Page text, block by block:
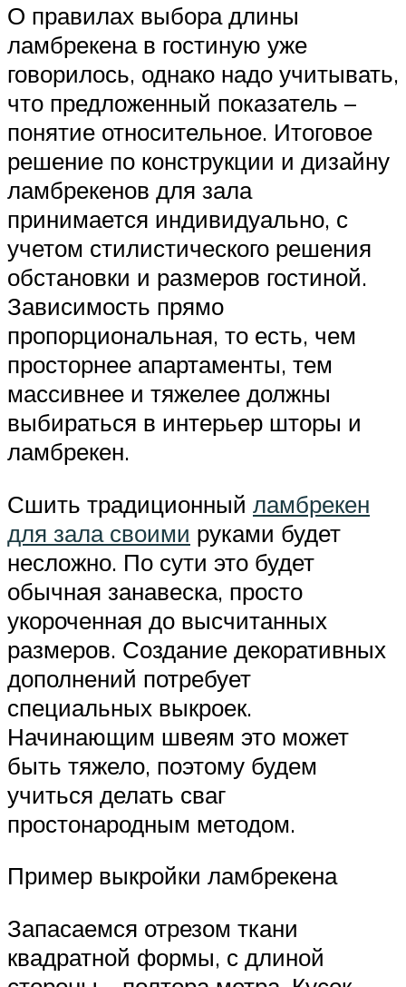
О правилах выбора длины
ламбрекена в гостиную уже
говорилось, однако надо учитывать,
что предложенный показатель –
понятие относительное. Итоговое
решение по конструкции и дизайну
ламбрекенов для зала
принимается индивидуально, с
учетом стилистического решения
обстановки и размеров гостиной.
Зависимость прямо
пропорциональная, то есть, чем
просторнее апартаменты, тем
массивнее и тяжелее должны
выбираться в интерьер шторы и
ламбрекен.
Сшить традиционный ламбрекен
для зала своими руками будет
несложно. По сути это будет
обычная занавеска, просто
укороченная до высчитанных
размеров. Создание декоративных
дополнений потребует
специальных выкроек.
Начинающим швеям это может
быть тяжело, поэтому будем
учиться делать сваг
простонародным методом.
Пример выкройки ламбрекена
Запасаемся отрезом ткани
квадратной формы, с длиной